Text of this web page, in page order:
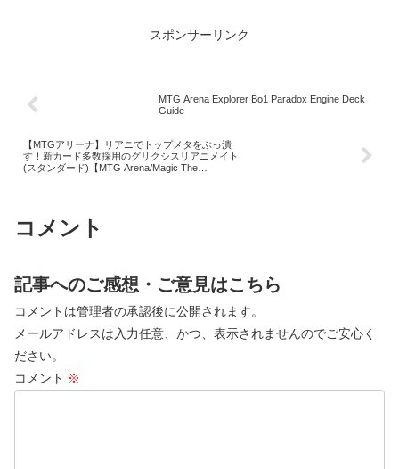
スポンサーリンク
MTG Arena Explorer Bo1 Paradox Engine Deck
Guide
【MTGアリーナ】リアニでトップメタをぶっ潰
す！新カード多数採用のグリクシスリアニメイト
(スタンダード)【MTG Arena/Magic The
コメント
記事へのご感想・ご意見はこちら
コメントは管理者の承認後に公開されます。
メールアドレスは入力任意、かつ、表示されませんのでご安心く
ださい。
コメント ※